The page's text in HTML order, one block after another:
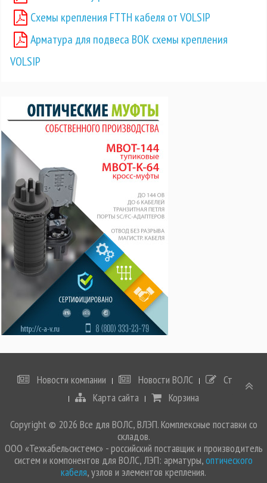
Схемы крепления FTTH кабеля от VOLSIP
Арматура для подвеса ВОК схемы крепления
VOLSIP
Новости компании Новости ВОЛС
Статьи
Карта сайта
Корзина
Copyright © 2026 Все для ВОЛС, ВЛЭП. Комплексные поставки со
складов.
ООО «Техкабельсистемс» - российский поставщик и производитель
систем и компонентов для ВОЛС, ЛЭП: арматуры,оптического
кабеля, узлов и элементов крепления.